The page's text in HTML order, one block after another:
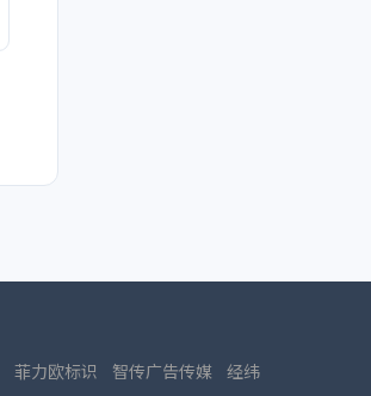
菲力欧标识 智传广告传媒
经纬